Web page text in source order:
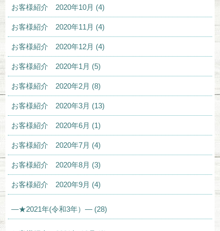
お客様紹介 2020年10月 (4)
お客様紹介 2020年11月 (4)
お客様紹介 2020年12月 (4)
お客様紹介 2020年1月 (5)
お客様紹介 2020年2月 (8)
お客様紹介 2020年3月 (13)
お客様紹介 2020年6月 (1)
お客様紹介 2020年7月 (4)
お客様紹介 2020年8月 (3)
お客様紹介 2020年9月 (4)
—★2021年(令和3年）— (28)